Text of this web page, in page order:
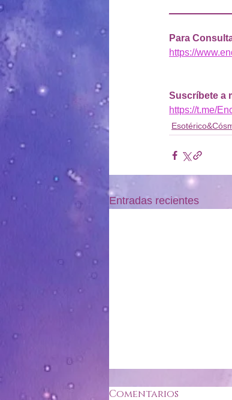
Para
https://
Suscríbete a
https://t.me/
Entradas recientes
Comentarios